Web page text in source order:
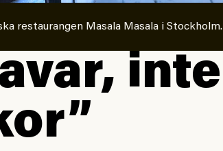
restaurangen Masala Masala i Stockholm.
inte